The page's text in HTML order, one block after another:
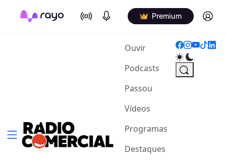
On Air Podcasts Premium Log in
Ouvir(current)
Podcasts
Passou
Vídeos
Programas
Destaques